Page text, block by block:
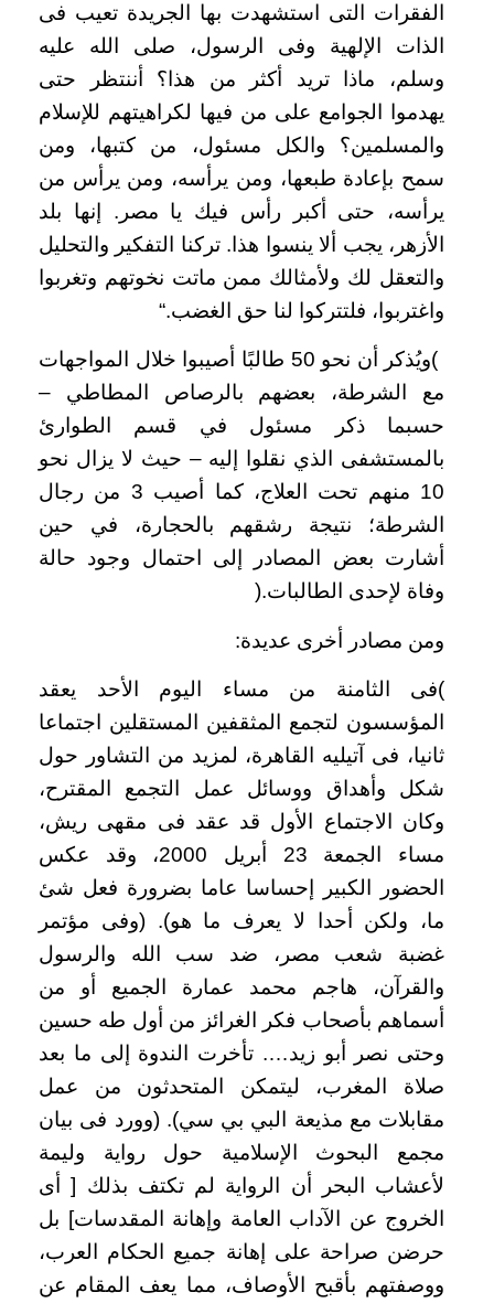
الفقرات التى استشهدت بها الجريدة تعيب فى
الذات الإلهية وفى الرسول، صلى الله عليه
وسلم، ماذا تريد أكثر من هذا؟ أننتظر حتى
يهدموا الجوامع على من فيها لكراهيتهم للإسلام
والمسلمين؟ والكل مسئول، من كتبها، ومن
سمح بإعادة طبعها، ومن يرأسه، ومن يرأس من
يرأسه، حتى أكبر رأس فيك يا مصر. إنها بلد
الأزهر، يجب ألا ينسوا هذا. تركنا التفكير والتحليل
والتعقل لك ولأمثالك ممن ماتت نخوتهم وتغربوا
واغتربوا، فلتتركوا لنا حق الغضب“.
(
ويُذكر أن نحو 50 طالبًا أصيبوا خلال المواجهات
مع الشرطة، بعضهم بالرصاص المطاطي –
حسبما ذكر مسئول في قسم الطوارئ
بالمستشفى الذي نقلوا إليه – حيث لا يزال نحو
10 منهم تحت العلاج، كما أصيب 3 من رجال
الشرطة؛ نتيجة رشقهم بالحجارة، في حين
أشارت بعض المصادر إلى احتمال وجود حالة
وفاة لإحدى الطالبات).
ومن مصادر أخرى عديدة:
(فى الثامنة من مساء اليوم الأحد يعقد
المؤسسون لتجمع المثقفين المستقلين اجتماعا
ثانيا، فى آتيليه القاهرة، لمزيد من التشاور حول
شكل وأهداق ووسائل عمل التجمع المقترح،
وكان الاجتماع الأول قد عقد فى مقهى ريش،
مساء الجمعة 23 أبريل 2000، وقد عكس
الحضور الكبير إحساسا عاما بضرورة فعل شئ
ما، ولكن أحدا لا يعرف ما هو). (وفى مؤتمر
غضبة شعب مصر، ضد سب الله والرسول
والقرآن، هاجم محمد عمارة الجميع أو من
أسماهم بأصحاب فكر الغرائز من أول طه حسين
وحتى نصر أبو زيد…. تأخرت الندوة إلى ما بعد
صلاة المغرب، ليتمكن المتحدثون من عمل
مقابلات مع مذيعة البي بي سي). (وورد فى بيان
مجمع البحوث الإسلامية حول رواية وليمة
لأعشاب البحر أن الرواية لم تكتف بذلك [ أى
الخروج عن الآداب العامة وإهانة المقدسات] بل
حرضن صراحة على إهانة جميع الحكام العرب،
ووصفتهم بأقبح الأوصاف، مما يعف المقام عن